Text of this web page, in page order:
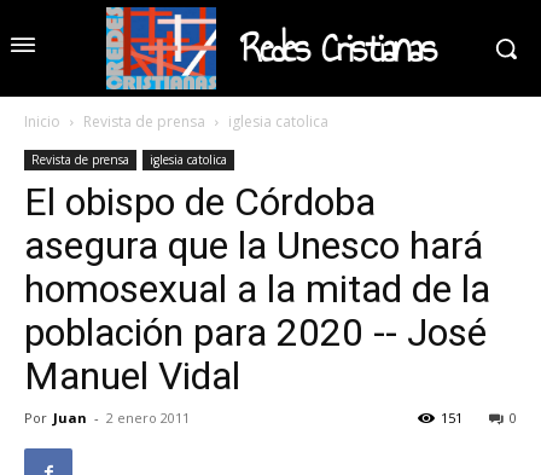
Redes Cristianas
Inicio Revista de prensa iglesia catolica
Revista de prensa iglesia catolica
El obispo de Córdoba
asegura que la Unesco hará
homosexual a la mitad de la
población para 2020 -- José
Manuel Vidal
Por Juan - 2 enero 2011 0
151